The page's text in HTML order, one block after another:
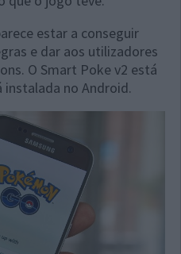
estar a conseguir
e dar aos utilizadores
O Smart Poke v2 está
instalada no Android.